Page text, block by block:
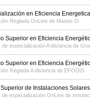
en Eficiencia Energetica
Reglada OnLine de Master-D
Superior en Eficiencia
de especialización A distancia de
Superior en Eficiencia
Reglada A distancia de EFODIS
de Instalaciones Solares
de especialización OnLine de